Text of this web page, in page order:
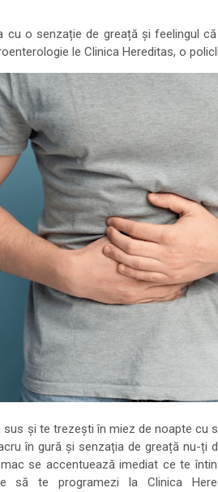
cu o senzație de greață și feelingul
le Clinica Hereditas, o
sus și te trezești în miez de noapte cu
în gură și senzația de greață nu-ți
se accentuează imediat ce te
să te programezi la Clinica